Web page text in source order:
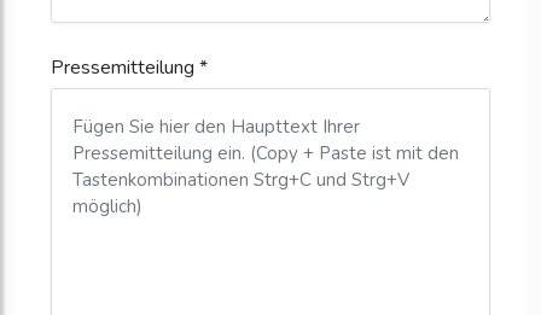
Pressemitteilung *